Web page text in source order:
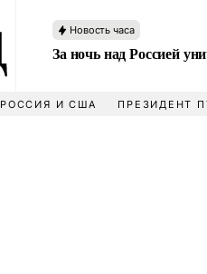
Новость часа
За ночь над Россией
РОССИЯ И США ПРЕЗИДЕНТ